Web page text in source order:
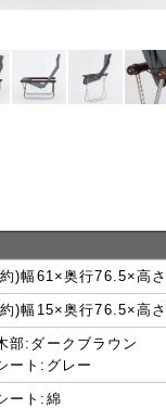
)幅61×奥行76.5×高
)幅15×奥行76.5×高
部:ダークブラウン
ート:グレー
ート:綿